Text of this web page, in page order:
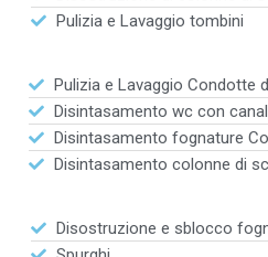
Pulizia e Lavaggio tombini
Pulizia e Lavaggio Condotte
Disintasamento wc con
Disintasamento fognature
Disintasamento colonne di
Disostruzione e sblocco